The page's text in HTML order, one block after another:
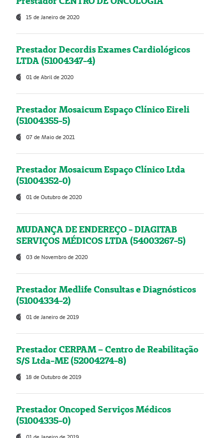
15 de Janeiro de 2020
Prestador Decordis Exames Cardiológicos
LTDA (51004347-4)
01 de Abril de 2020
Prestador Mosaicum Espaço Clínico Eireli
(51004355-5)
07 de Maio de 2021
Prestador Mosaicum Espaço Clínico Ltda
(51004352-0)
01 de Outubro de 2020
MUDANÇA DE ENDEREÇO - DIAGITAB
SERVIÇOS MÉDICOS LTDA (54003267-5)
03 de Novembro de 2020
Prestador Medlife Consultas e Diagnósticos
(51004334-2)
01 de Janeiro de 2019
Prestador CERPAM – Centro de Reabilitação
S/S Ltda-ME (52004274-8)
18 de Outubro de 2019
Prestador Oncoped Serviços Médicos
(51004335-0)